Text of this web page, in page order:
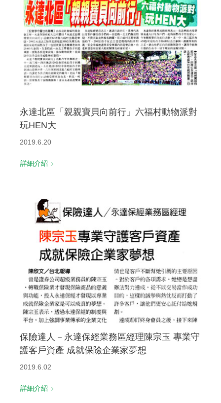
永達北區「親親寶貝向前行」六福村動物派對
玩HEN大
2019.6.20
詳細介紹
保險達人－永達保經業務區經理陳宗玉 專業守
護客戶資產 成就保險企業家夢想
2019.6.02
詳細介紹